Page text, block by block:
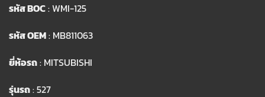
รหัส BOC: WMI-125
รหัส OEM: MB811063
ยี่ห้อรถ: MITSUBISHI
รุ่นรถ: 527